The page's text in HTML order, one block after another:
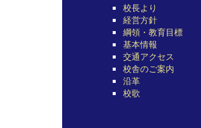
校長より
経営方針
綱領・教育目標
基本情報
交通アクセス
校舎のご案内
沿革
校歌